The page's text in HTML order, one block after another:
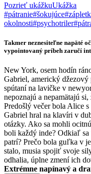
Pozrieť ukážkuUkážka
#pátranie#šokujúce
okolnosti#psychotriler
Takmer neznesiteľne napäté
vypointovaný príbeh zaručí
New York, osem hodín
Gabriel, americký džezový
spútaní na lavičke v
nepoznajú a nepamätajú
Predošlý večer bola Alice
Gabriel hral na klavíri v
otázky. Ako sa mohli
boli každý inde? Odkiaľ
patrí? Prečo bola guľka v
stalo, musia spojiť svoje
odhalia, úplne zmení ich
Extrémne napínavý a